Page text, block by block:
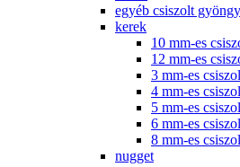
egyéb csiszolt
kerek
10 mm-es
12 mm-es
3 mm-es
4 mm-es
5 mm-es
6 mm-es
8 mm-es
nugget